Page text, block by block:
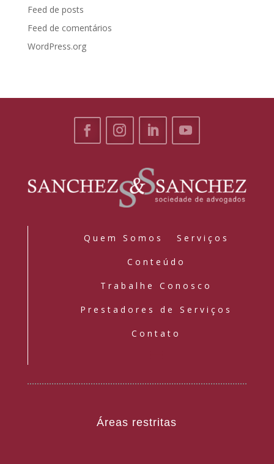
Feed de posts
Feed de comentários
WordPress.org
Quem Somos Serviços
Conteúdo
Trabalhe Conosco
Prestadores de Serviços
Contato
Áreas restritas